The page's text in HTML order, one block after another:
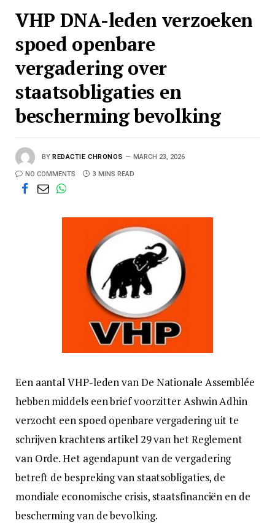
VHP DNA-leden verzoeken
spoed openbare
vergadering over
staatsobligaties en
bescherming bevolking
BY REDACTIE CHRONOS MARCH 23, 2026
NO COMMENTS 3 MINS READ
Een aantal VHP-leden van De Nationale Assemblée
hebben middels een brief voorzitter Ashwin Adhin
verzocht een spoed openbare vergadering uit te
schrijven krachtens artikel 29 van het Reglement
van Orde. Het agendapunt van de vergadering
betreft de bespreking van staatsobligaties, de
mondiale economische crisis, staatsfinanciën en de
bescherming van de bevolking.